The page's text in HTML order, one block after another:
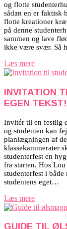
og flotte
sådan en er faktisk
flotte kreationer
på denne
sammen og lave
ikke være svær. Så
Læs mere
INVITATION
EGEN TEKST!
Invitér til en festlig
og studenten kan
planlægningen af
klassekammerater
studenterfest en
fra starten. Hos
studenterfest i
studentens eget…
Læs mere
GUIDE TIL